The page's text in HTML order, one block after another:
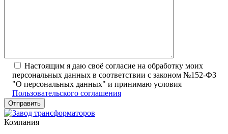
Настоящим я даю своё согласие на обработку моих
персональных данных в соответствии с законом №152-ФЗ
"О персональных данных" и принимаю условия
Пользовательского соглашения
Компания